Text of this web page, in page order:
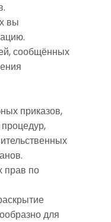
вы
сообщённых
приказов,
прав по
для